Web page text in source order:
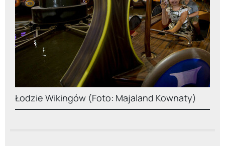
Łodzie Wikingów (Foto: Majaland Kownaty)